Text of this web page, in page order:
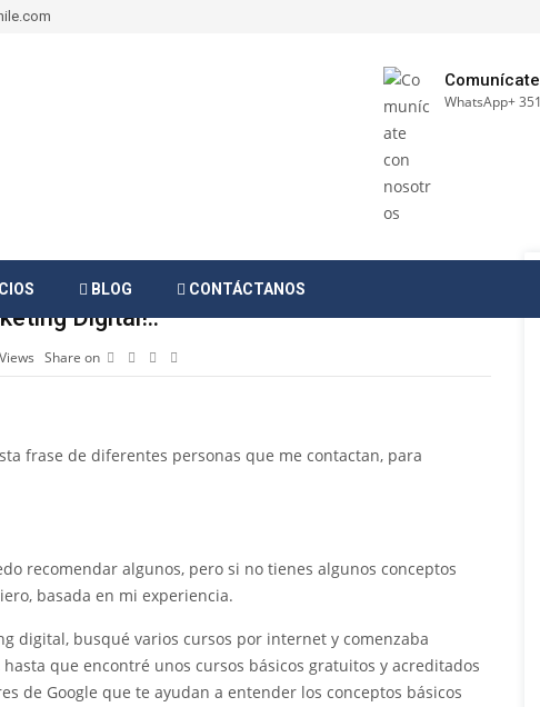
WhatsApp+
BLOG CONTÁCTANOS
Digital!..
Views Share on
frase de diferentes personas que me contactan, para
recomendar algunos, pero si no tienes algunos conceptos
basada en mi experiencia.
digital, busqué varios cursos por internet y comenzaba
que encontré unos cursos básicos gratuitos y acreditados
de Google que te ayudan a entender los conceptos básicos